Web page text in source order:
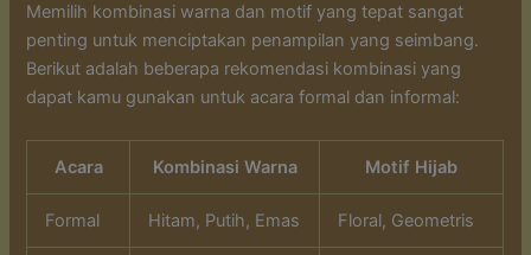
Memilih kombinasi warna dan motif yang tepat sangat
penting untuk menciptakan penampilan yang seimbang.
Berikut adalah beberapa rekomendasi kombinasi yang
dapat kamu gunakan untuk acara formal dan informal:
Acara Kombinasi Warna Motif Hijab
Formal Hitam, Putih, Emas Floral, Geometris